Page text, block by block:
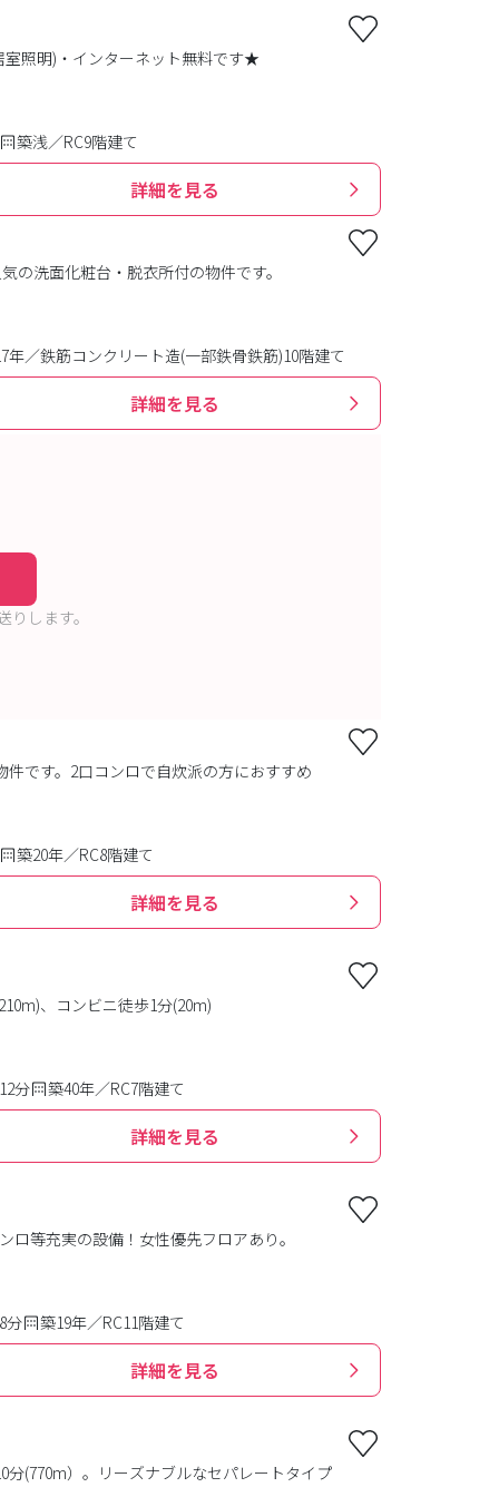
照明)・インターネット無料です★
築浅／RC9階建て
詳細を見る
の洗面化粧台・脱衣所付の物件です。
年／鉄筋コンクリート造(一部鉄骨鉄筋)10階建て
詳細を見る
します。
です。2口コンロで自炊派の方におすすめ
築20年／RC8階建て
詳細を見る
、コンビニ徒歩1分(20m)
分 築40年／RC7階建て
詳細を見る
等充実の設備！女性優先フロアあり。
分 築19年／RC11階建て
詳細を見る
(770m）。リーズナブルなセパレートタイプ